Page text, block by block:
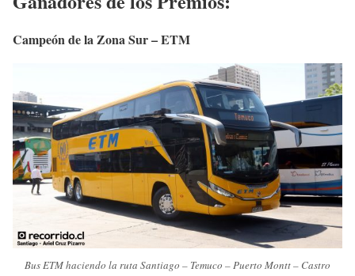
Campeón de la Zona Sur – ETM
Bus ETM haciendo la ruta Santiago – Temuco – Puerto Montt – Castro